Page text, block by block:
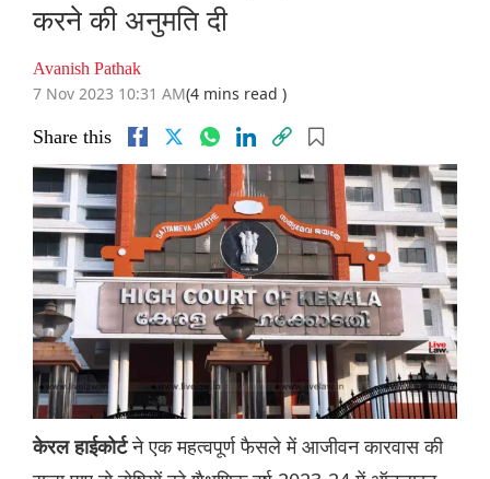
करने की अनुमति दी
Avanish Pathak
7 Nov 2023 10:31 AM(4 mins read )
Share this
केरल हाईकोर्टने एक महत्वपूर्ण फैसले में आजीवन कारवास की